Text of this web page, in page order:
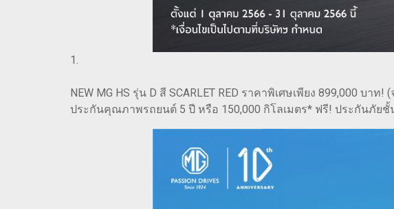
1.
NEW MG HS รุ่น D สี SCARLET RED ราคาพิเศษเพียง 899,000 บ
ประกันคุณภาพรถยนต์ 5 ปี หรือ 150,000 กิโลเมตร* ฟรี! ประกันภัย